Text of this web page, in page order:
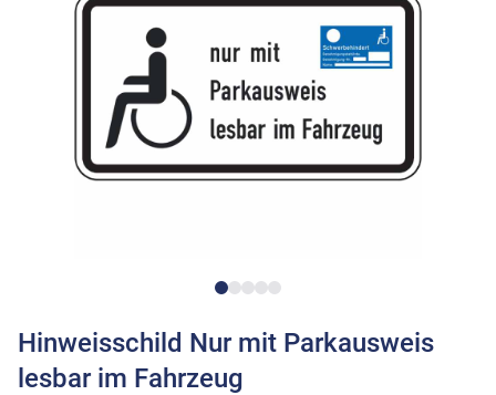
Hinweisschild Nur mit Parkausweis
lesbar im Fahrzeug